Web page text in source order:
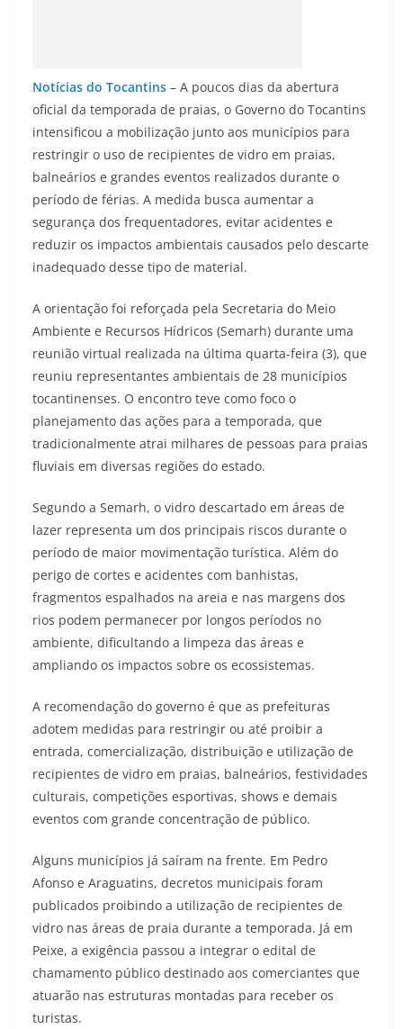
Notícias do Tocantins – A poucos dias da abertura
oficial da temporada de praias, o Governo do Tocantins
intensificou a mobilização junto aos municípios para
restringir o uso de recipientes de vidro em praias,
balneários e grandes eventos realizados durante o
período de férias. A medida busca aumentar a
segurança dos frequentadores, evitar acidentes e
reduzir os impactos ambientais causados pelo descarte
inadequado desse tipo de material.
A orientação foi reforçada pela Secretaria do Meio
Ambiente e Recursos Hídricos (Semarh) durante uma
reunião virtual realizada na última quarta-feira (3), que
reuniu representantes ambientais de 28 municípios
tocantinenses. O encontro teve como foco o
planejamento das ações para a temporada, que
tradicionalmente atrai milhares de pessoas para praias
fluviais em diversas regiões do estado.
Segundo a Semarh, o vidro descartado em áreas de
lazer representa um dos principais riscos durante o
período de maior movimentação turística. Além do
perigo de cortes e acidentes com banhistas,
fragmentos espalhados na areia e nas margens dos
rios podem permanecer por longos períodos no
ambiente, dificultando a limpeza das áreas e
ampliando os impactos sobre os ecossistemas.
A recomendação do governo é que as prefeituras
adotem medidas para restringir ou até proibir a
entrada, comercialização, distribuição e utilização de
recipientes de vidro em praias, balneários, festividades
culturais, competições esportivas, shows e demais
eventos com grande concentração de público.
Alguns municípios já saíram na frente. Em Pedro
Afonso e Araguatins, decretos municipais foram
publicados proibindo a utilização de recipientes de
vidro nas áreas de praia durante a temporada. Já em
Peixe, a exigência passou a integrar o edital de
chamamento público destinado aos comerciantes que
atuarão nas estruturas montadas para receber os
turistas.